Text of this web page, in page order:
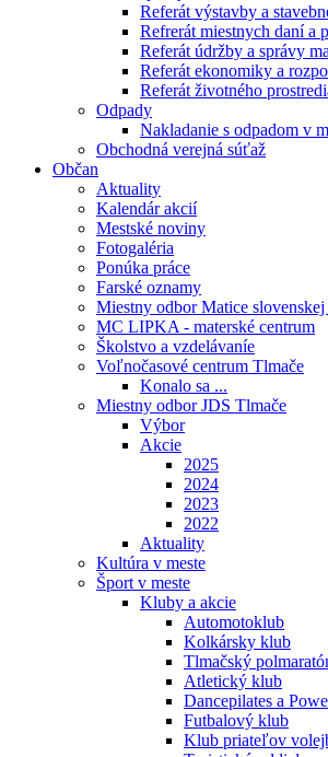
Referát výstavby a
Refrerát miestnych daní a
Referát údržby a správy
Referát ekonomiky a
Referát životného
Odpady
Nakladanie s odpadom v
Obchodná verejná súťaž
Občan
Aktuality
Kalendár akcií
Mestské noviny
Fotogaléria
Ponúka práce
Farské oznamy
Miestny odbor Matice
MC LIPKA - materské centrum
Školstvo a vzdelávaníe
Voľnočasové centrum Tlmače
Konalo sa ...
Miestny odbor JDS Tlmače
Výbor
Akcie
2025
2024
2023
2022
Aktuality
Kultúra v meste
Šport v meste
Kluby a akcie
Automotoklub
Kolkársky klub
Tlmačský
Atletický klub
Dancepilates a
Futbalový klub
Klub priateľov